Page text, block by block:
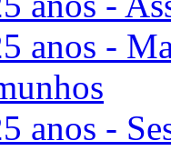
anos -
anos -